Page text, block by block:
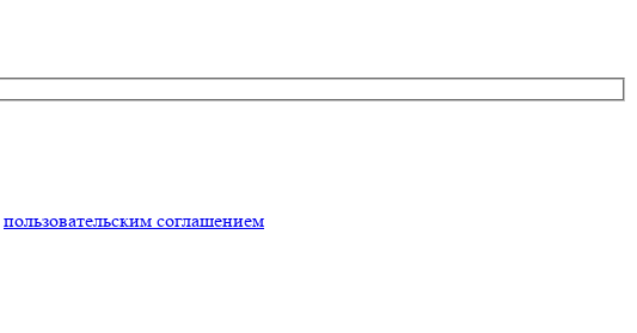
пользовательским соглашением